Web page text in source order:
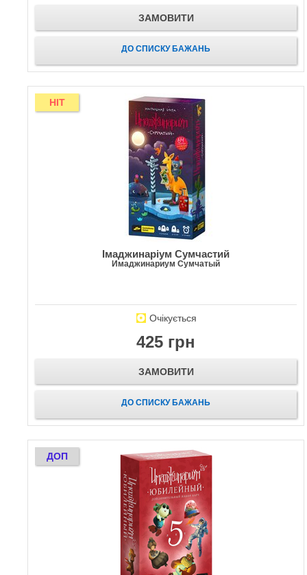
ЗАМОВИТИ
ДО СПИСКУ БАЖАНЬ
HIT
Імаджинаріум Сумчастий
Имаджинариум Сумчатый
Очікується
425 грн
ЗАМОВИТИ
ДО СПИСКУ БАЖАНЬ
ДОП